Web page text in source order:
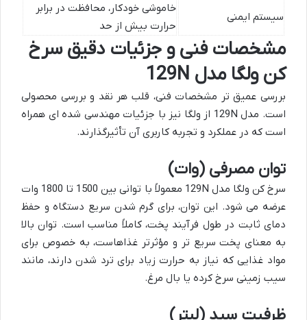
سیستم ایمنی
خاموشی خودکار، محافظت در برابر
حرارت بیش از حد
مشخصات فنی و جزئیات دقیق سرخ
کن ولگا مدل 129N
بررسی عمیق تر مشخصات فنی، قلب هر نقد و بررسی محصولی
است. مدل 129N از ولگا نیز با جزئیات مهندسی شده ای همراه
است که در عملکرد و تجربه کاربری آن تأثیرگذارند.
توان مصرفی (وات)
سرخ کن ولگا مدل 129N معمولاً با توانی بین 1500 تا 1800 وات
عرضه می شود. این توان، برای گرم شدن سریع دستگاه و حفظ
دمای ثابت در طول فرآیند پخت، کاملاً مناسب است. توان بالا
به معنای پخت سریع تر و مؤثرتر غذاهاست، به خصوص برای
مواد غذایی که نیاز به حرارت زیاد برای ترد شدن دارند، مانند
سیب زمینی سرخ کرده یا بال مرغ.
ظرفیت سبد (لیتر)